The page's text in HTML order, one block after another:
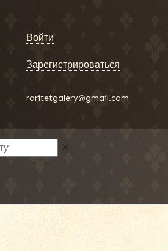
Войти
Зарегистрироваться
raritetgalery@gmail.com
✕